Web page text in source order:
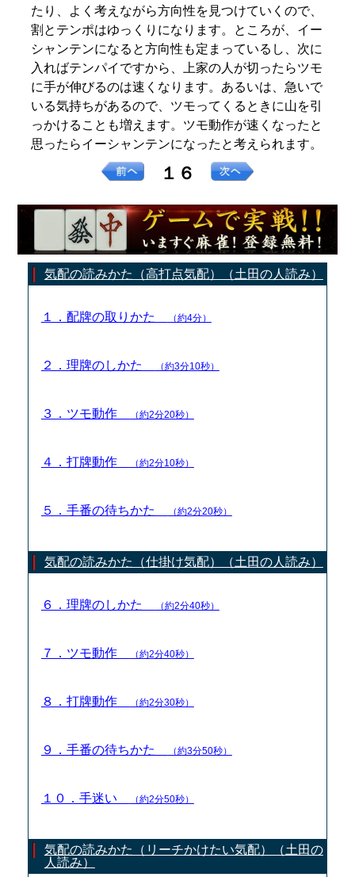
たり、よく考えながら方向性を見つけていくので、
割とテンポはゆっくりになります。ところが、イー
シャンテンになると方向性も定まっているし、次に
入ればテンパイですから、上家の人が切ったらツモ
に手が伸びるのは速くなります。あるいは、急いで
いる気持ちがあるので、ツモってくるときに山を引
っかけることも増えます。ツモ動作が速くなったと
思ったらイーシャンテンになったと考えられます。
１６
気配の読みかた（高打点気配）（土田の人読み）
１．配牌の取りかた （約4分）
２．理牌のしかた （約3分10秒）
３．ツモ動作 （約2分20秒）
４．打牌動作 （約2分10秒）
５．手番の待ちかた （約2分20秒）
気配の読みかた（仕掛け気配）（土田の人読み）
６．理牌のしかた （約2分40秒）
７．ツモ動作 （約2分40秒）
８．打牌動作 （約2分30秒）
９．手番の待ちかた （約3分50秒）
１０．手迷い （約2分50秒）
気配の読みかた（リーチかけたい気配）（土田の
人読み）